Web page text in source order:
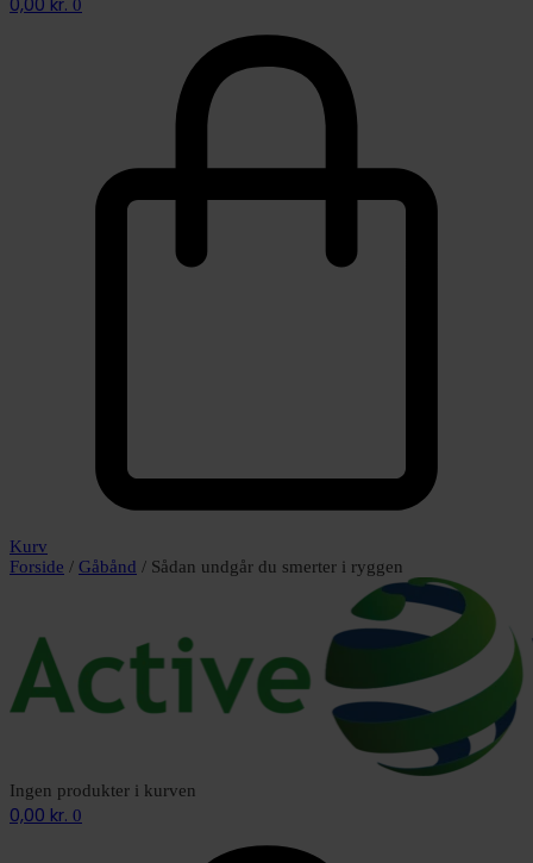
0
Kurv
Forside / Gåbånd / Sådan undgår du smerter i ryggen
Ingen produkter i kurven
0,00 kr. 0